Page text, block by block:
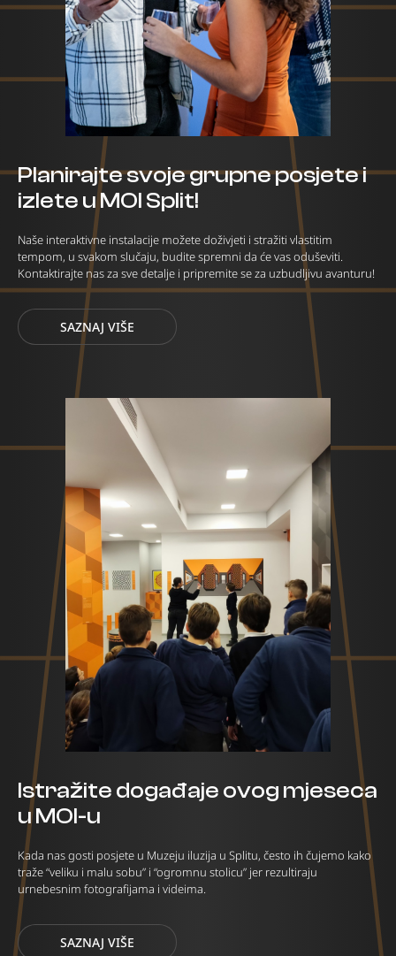
Planirajte svoje grupne posjete i
izlete u MOI Split!
Naše interaktivne instalacije možete doživjeti i stražiti vlastitim
tempom, u svakom slučaju, budite spremni da će vas oduševiti.
Kontaktirajte nas za sve detalje i pripremite se za uzbudljivu avanturu!
SAZNAJ VIŠE
Istražite događaje ovog mjeseca
u MOI-u
Kada nas gosti posjete u Muzeju iluzija u Splitu, često ih čujemo kako
traže “veliku i malu sobu” i “ogromnu stolicu” jer rezultiraju
urnebesnim fotografijama i videima.
SAZNAJ VIŠE